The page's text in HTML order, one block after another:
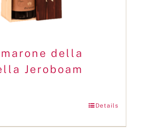
della
Jeroboam
Details